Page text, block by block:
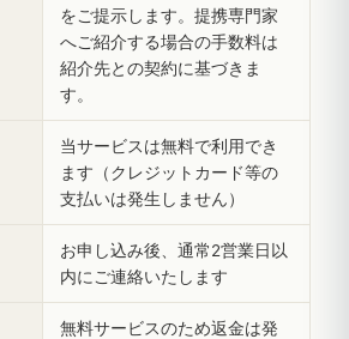
をご提示します。提携専門家
へご紹介する場合の手数料は
紹介先との契約に基づきま
す。
当サービスは無料で利用でき
ます（クレジットカード等の
支払いは発生しません）
お申し込み後、通常2営業日以
内にご連絡いたします
無料サービスのため返金は発